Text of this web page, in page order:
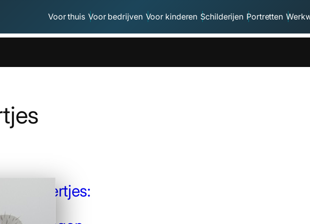
Voor thuis Voor bedrijven Voor kinderen Schilderijen Portretten
Beertjes: